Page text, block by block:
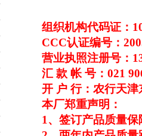
组织机构代码证：
CCC认证编号：
营业执照注册号：
汇 款 帐 号：021
开 户 行：农行天津
本厂郑重声明：
1 、签订产品质量